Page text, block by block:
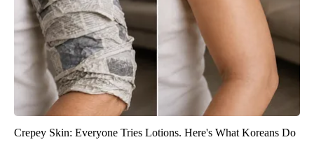
Crepey Skin: Everyone Tries Lotions. Here's What Koreans Do